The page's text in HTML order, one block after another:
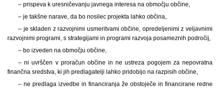
– prispeva k uresničevanju javnega interesa na območju občine,
– je takšne narave, da bo nosilec projekta lahko občina,
– je skladen z razvojnimi usmeritvami občine, opredeljenimi z veljavnimi
razvojnimi programi, s strategijami in programi razvoja posameznih področij,
– bo izveden na območju občine,
– ni uvrščen v proračun občine in ne ustreza pogojem za nepovratna
finančna sredstva, ki jih predlagatelji lahko pridobijo na razpisih občine,
– ne predlaga izvedbe in financiranja že obstoječe in financirane redne